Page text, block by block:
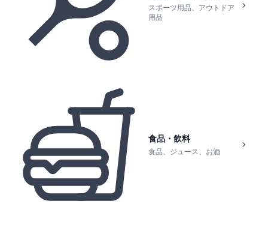
スポーツ用品、アウトドア
用品
食品・飲料
食品、ジュース、お酒